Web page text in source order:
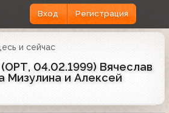
Вход Регистрация
и сейчас
04.02.1999) Вячеслав
Мизулина и Алексей